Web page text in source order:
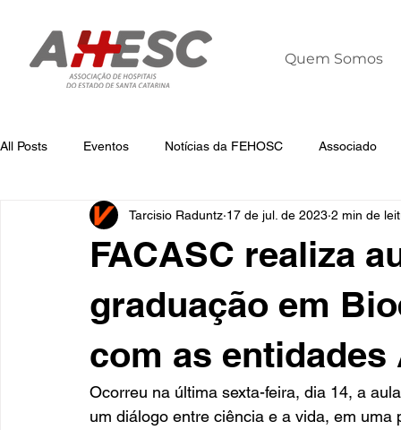
Quem Somos
All Posts Eventos Notícias da FEHOSC Associado
Notícias da AHESC Liderança Dia
FACASC realiza
graduação em
com as entidades
Tarcisio Raduntz 17 de jul. de 2023 2 min de
Ocorreu na última sexta-feira, dia 14, a
um diálogo entre ciência e a vida, em